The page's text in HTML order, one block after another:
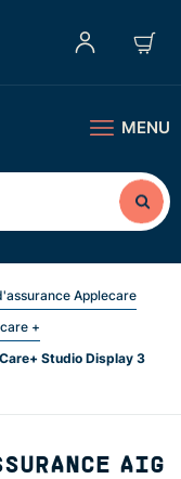
MENU
Applecare
+
Studio Display 3
AIG